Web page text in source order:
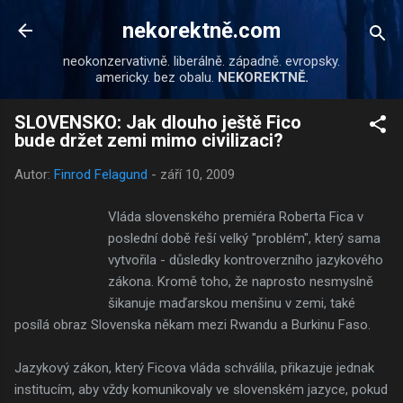
Přeskočit na hlavní obsah
nekorektně.com
neokonzervativně. liberálně. západně. evropsky.
americky. bez obalu. NEKOREKTNĚ.
SLOVENSKO: Jak dlouho ještě Fico
bude držet zemi mimo civilizaci?
Autor: Finrod Felagund - září 10, 2009
Vláda slovenského premiéra Roberta Fica v
poslední době řeší velký "problém", který sama
vytvořila - důsledky kontroverzního jazykového
zákona. Kromě toho, že naprosto nesmyslně
šikanuje maďarskou menšinu v zemi, také
posílá obraz Slovenska někam mezi Rwandu a Burkinu Faso.
Jazykový zákon, který Ficova vláda schválila, přikazuje jednak
institucím, aby vždy komunikovaly ve slovenském jazyce, pokud